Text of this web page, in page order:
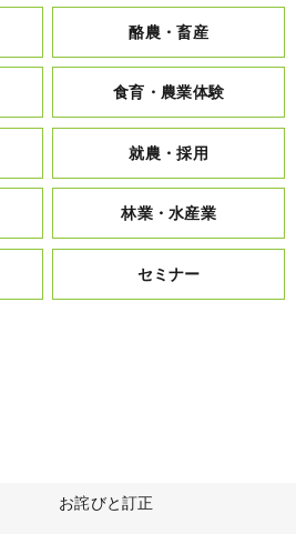
酪農・畜産
食育・農業体験
就農・採用
林業・水産業
セミナー
お詫びと訂正